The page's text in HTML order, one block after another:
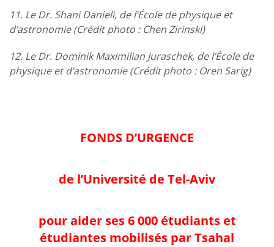
11. Le Dr. Shani Danieli, de l’École de physique et
d’astronomie (Crédit photo : Chen Zirinski)
12. Le Dr. Dominik Maximilian Juraschek, de l’École de
physique et d’astronomie (Crédit photo : Oren Sarig)
FONDS D’URGENCE
de l’Université de Tel-Aviv
pour aider ses 6 000 étudiants et
étudiantes mobilisés par Tsahal